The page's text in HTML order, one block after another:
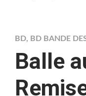
BD, BD BANDE
Balle